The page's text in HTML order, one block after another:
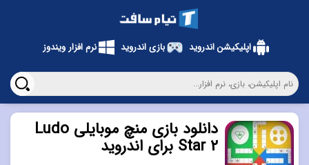
دانلود بازی منچ موبایلی Ludo
Star 2 برای اندروید
اپلیکیشن اندروید بازی اندروید نرم افزار ویندوز